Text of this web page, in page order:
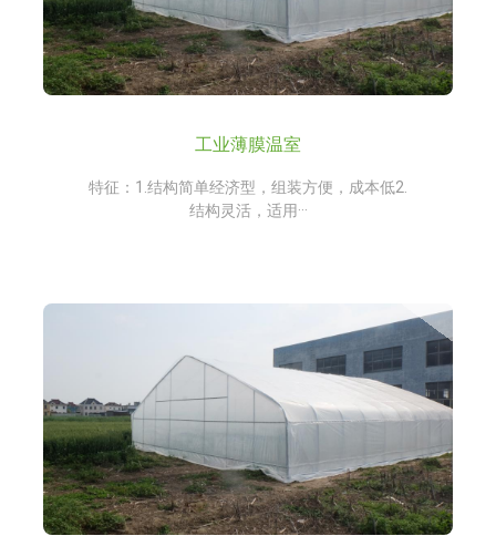
工业薄膜温室
特征：1.结构简单经济型，组装方便，成本低2.
结构灵活，适用···